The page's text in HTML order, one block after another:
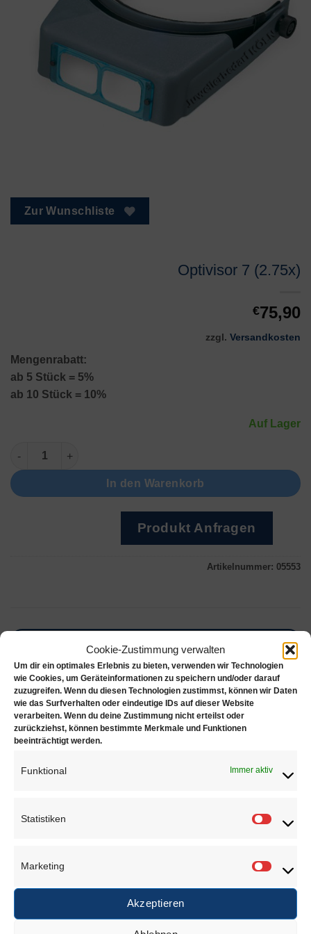
Cookie-Zustimmung verwalten
Um dir ein optimales Erlebnis zu bieten, verwenden wir Technologien
wie Cookies, um Geräteinformationen zu speichern und/oder darauf
zuzugreifen. Wenn du diesen Technologien zustimmst, können wir Daten
wie das Surfverhalten oder eindeutige IDs auf dieser Website
verarbeiten. Wenn du deine Zustimmung nicht erteilst oder
zurückziehst, können bestimmte Merkmale und Funktionen
beeinträchtigt werden.
Funktional Immer aktiv
Statistiken
Marketing
Akzeptieren
Zur Wunschliste
Optivisor 7 (2.75x)
€75,90
zzgl. Versandkosten
Mengenrabatt:
ab 5 Stück = 5%
ab 10 Stück = 10%
Auf Lager
Optivisor 7 (2.75x) Menge
In den Warenkorb
Produkt Anfragen
Artikelnummer: 05553
Zusätzliche Informationen
Optivisor Kopfbandlupe mit 2.75- fach Vergößerungs-
Linse
Linsen auch in verschiedenen Vergrößerungen
ÄHNLICHE PRODUKTE